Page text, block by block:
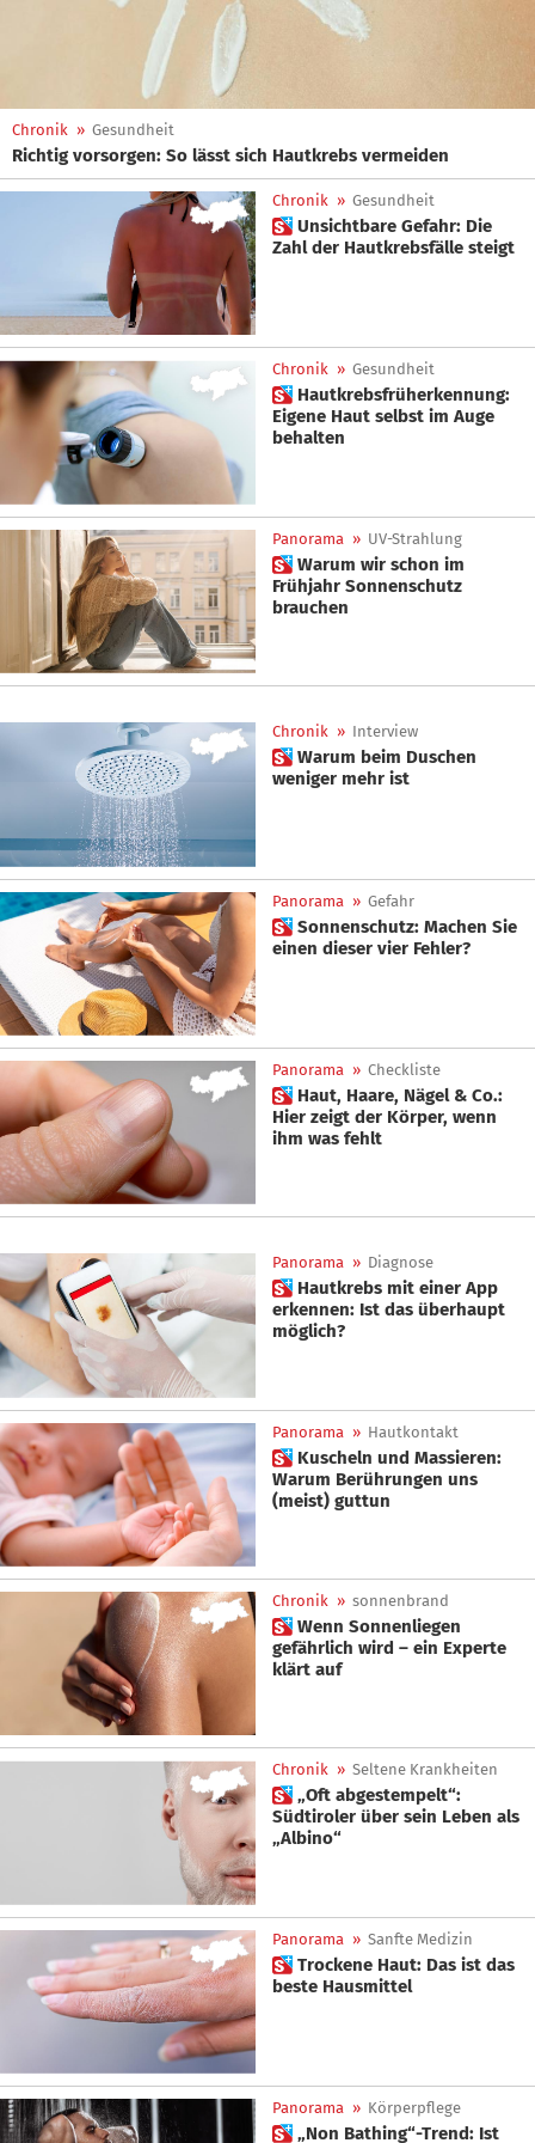
Chronik » Gesundheit
Richtig vorsorgen: So lässt sich Hautkrebs vermeiden
Chronik » Gesundheit
 Unsichtbare Gefahr: Die
Zahl der Hautkrebsfälle steigt
Chronik » Gesundheit
 Hautkrebsfrüherkennung:
Eigene Haut selbst im Auge
behalten
Panorama » UV-Strahlung
 Warum wir schon im
Frühjahr Sonnenschutz
brauchen
Chronik » Interview
 Warum beim Duschen
weniger mehr ist
Panorama » Gefahr
 Sonnenschutz: Machen Sie
einen dieser vier Fehler?
Panorama » Checkliste
 Haut, Haare, Nägel & Co.:
Hier zeigt der Körper, wenn
ihm was fehlt
Panorama » Diagnose
 Hautkrebs mit einer App
erkennen: Ist das überhaupt
möglich?
Panorama » Hautkontakt
 Kuscheln und Massieren:
Warum Berührungen uns
(meist) guttun
Chronik » sonnenbrand
 Wenn Sonnenliegen
gefährlich wird – ein Experte
klärt auf
Chronik » Seltene Krankheiten
 „Oft abgestempelt“:
Südtiroler über sein Leben als
„Albino“
Panorama » Sanfte Medizin
 Trockene Haut: Das ist das
beste Hausmittel
Panorama » Körperpflege
 „Non Bathing“-Trend: Ist